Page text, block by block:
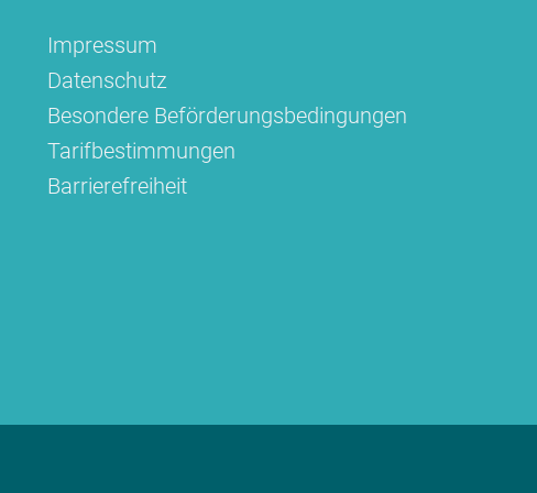
Impressum
Datenschutz
Besondere Beförderungsbedingungen
Tarifbestimmungen
Barrierefreiheit